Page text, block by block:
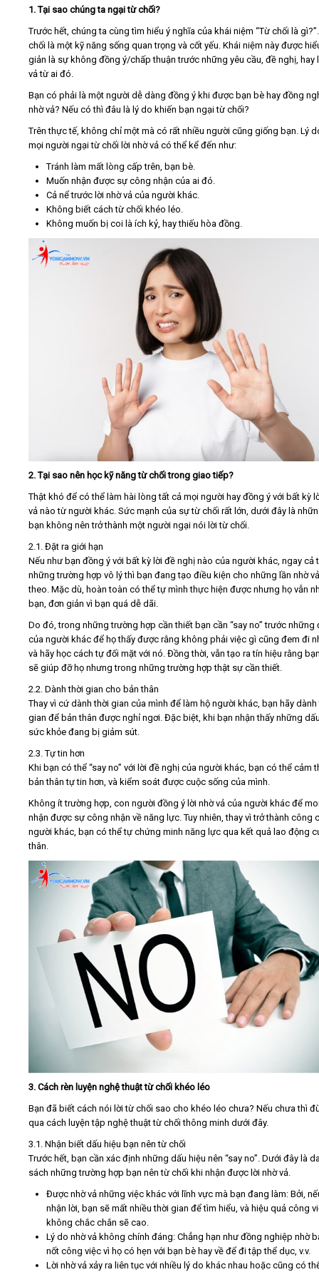
1. Tại sao chúng ta ngại từ chối?
Trước hết, chúng ta cùng tìm hiểu ý nghĩa của khái niệm “Từ chối là
chối là một kỹ năng sống quan trọng và cốt yếu. Khái niệm này được
giản là sự không đồng ý/chấp thuận trước những yêu cầu, đề nghị, hay
vả từ ai đó.
Bạn có phải là một người dễ dàng đồng ý khi được bạn bè hay đồng
nhờ vả? Nếu có thì đâu là lý do khiến bạn ngại từ chối?
Trên thực tế, không chỉ một mà có rất nhiều người cũng giống bạn. Lý
mọi người ngại từ chối lời nhờ vả có thể kể đến như:
Tránh làm mất lòng cấp trên, bạn bè.
Muốn nhận được sự công nhận của ai đó.
Cả nể trước lời nhờ vả của người khác.
Không biết cách từ chối khéo léo.
Không muốn bị coi là ích kỷ, hay thiếu hòa đồng.
2. Tại sao nên học kỹ năng từ chối trong giao tiếp?
Thật khó để có thể làm hài lòng tất cả mọi người hay đồng ý với bất kỳ
vả nào từ người khác. Sức mạnh của sự từ chối rất lớn, dưới đây là
bạn không nên trở thành một người ngại nói lời từ chối.
2.1. Đặt ra giới hạn
Nếu như bạn đồng ý với bất kỳ lời đề nghị nào của người khác, ngay cả
những trường hợp vô lý thì bạn đang tạo điều kiện cho những lần nhờ
theo. Mặc dù, hoàn toàn có thể tự mình thực hiện được nhưng họ vẫn
bạn, đơn giản vì bạn quá dễ dãi.
Do đó, trong những trường hợp cần thiết bạn cần “say no” trước những
của người khác để họ thấy được rằng không phải việc gì cũng đem đi
và hãy học cách tự đối mặt với nó. Đồng thời, vẫn tạo ra tín hiệu rằng
sẽ giúp đỡ họ nhưng trong những trường hợp thật sự cần thiết.
2.2. Dành thời gian cho bản thân
Thay vì cứ dành thời gian của mình để làm hộ người khác, bạn hãy dành
gian để bản thân được nghỉ ngơi. Đặc biệt, khi bạn nhận thấy những
sức khỏe đang bị giảm sút.
2.3. Tự tin hơn
Khi bạn có thể “say no” với lời đề nghị của người khác, bạn có thể cảm
bản thân tự tin hơn, và kiểm soát được cuộc sống của mình.
Không ít trường hợp, con người đồng ý lời nhờ vả của người khác để
nhận được sự công nhận về năng lực. Tuy nhiên, thay vì trở thành công
người khác, bạn có thể tự chứng minh năng lực qua kết quả lao động
thân.
3. Cách rèn luyện nghệ thuật từ chối khéo léo
Bạn đã biết cách nói lời từ chối sao cho khéo léo chưa? Nếu chưa thì
qua cách luyện tập nghệ thuật từ chối thông minh dưới đây.
3.1. Nhận biết dấu hiệu bạn nên từ chối
Trước hết, bạn cần xác định những dấu hiệu nên “say no”. Dưới đây là
sách những trường hợp bạn nên từ chối khi nhận được lời nhờ vả.
Được nhờ vả những việc khác với lĩnh vực mà bạn đang làm: Bởi,
nhận lời, bạn sẽ mất nhiều thời gian để tìm hiểu, và hiệu quả công
không chắc chắn sẽ cao.
Lý do nhờ vả không chính đáng: Chẳng hạn như đồng nghiệp nhờ
nốt công việc vì họ có hẹn với bạn bè hay về để đi tập thể dục, v.v.
Lời nhờ vả xảy ra liên tục với nhiều lý do khác nhau hoặc cũng có